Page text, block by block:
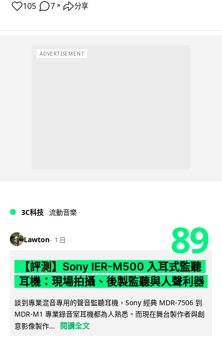
105 7 ↗ 分享
ADVERTISEMENT
3C科技 流動音樂
Lawton 1 日 89
【評測】Sony IER-M500 入耳式監聽
耳機：現場拍攝、後製監聽與人聲利器
談到專業混音專用的聲音監聽耳機，Sony 經典 MDR-7506 到
MDR-M1 專業錄音室耳機都為人熟悉。而現在舞台製作者與創
意影像製作...
閱讀全文